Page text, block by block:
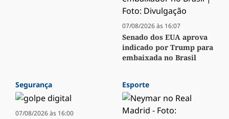
07/08/2026 às 16:07
Senado dos EUA aprova
indicado por Trump para
embaixada no Brasil
Segurança
07/08/2026 às 16:00
Esporte